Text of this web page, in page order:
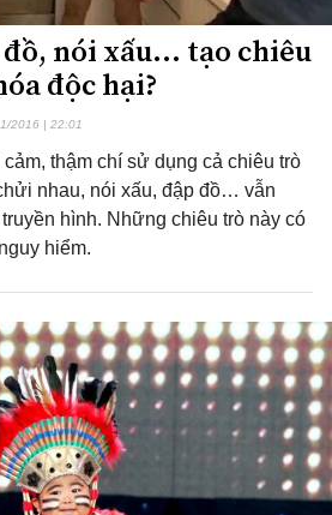
nói xấu... tạo chiêu
độc hại?
2016 | 22:01
thậm chí sử dụng cả chiêu trò
nhau, nói xấu, đập đồ… vẫn
hình. Những chiêu trò này có
hiểm.